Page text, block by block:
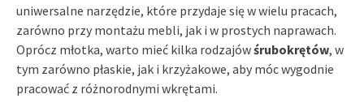
uniwersalne narzędzie, które przydaje się w wielu pracach,
zarówno przy montażu mebli, jak i w prostych naprawach.
Oprócz młotka, warto mieć kilka rodzajówśrubokrętów, w
tym zarówno płaskie, jak i krzyżakowe, aby móc wygodnie
pracować z różnorodnymi wkrętami.